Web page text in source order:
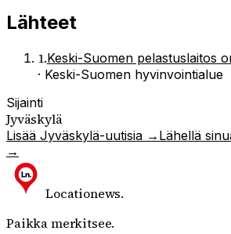
Lähteet
1.Keski-Suomen pelastuslaitos
· Keski-Suomen hyvinvointialue
Sijainti
Jyväskylä
Lisää Jyväskylä-uutisia → Lähellä
→
Locationews.
Paikka merkitsee.